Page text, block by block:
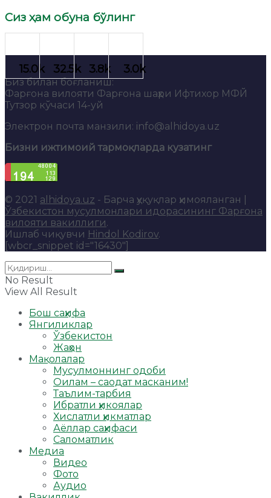
Сиз ҳам обуна бўлинг
Биз билан боғланиш:
Фарғона вилояти Фарғона шаҳри Ифтихор МФЙ
Тутзор кўчаси 14-уй
Электрон почта манзили: info@alhidoya.uz
Бизни ижтимоий тармоқларда кузатинг
© 2021 alhidoya.uz - Барча ҳуқуқлар ҳимояланган |
Ўзбекистон мусулмонлари идорасининг Фарғона
вилояти вакиллиги.
Ишлаб чиқувчи Hindol Kodirov.
[wbcr_snippet id="16430"]
No Result
View All Result
Бош саҳифа
Янгиликлар
Ўзбекистон
Жаҳон
Мақолалар
Мусулмоннинг одоби
Оилам – саодат масканим!
Таълим-тарбия
Ибратли ҳикоялар
Хислатли ҳикматлар
Аёллар саҳифаси
Саломатлик
Медиа
Видео
Фото
Аудио